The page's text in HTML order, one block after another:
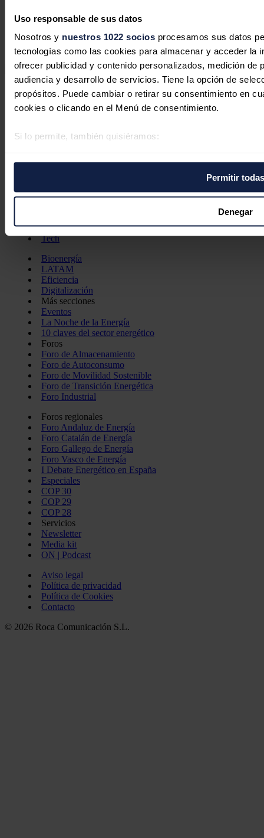
Uso responsable de sus datos
Nosotros y nuestros 1022 sociosprocesamos sus datos
tecnologías como las cookies para almacenar y acceder la
ofrecer publicidad y contenido personalizados, medición de
audiencia y desarrollo de servicios. Tiene la opción de
propósitos. Puede cambiar o retirar su consentimiento en
cookies o clicando en el Menú de consentimiento.
Si lo permite, también quisiéramos:
Identificar su dispositivo analizándolo activamente
digitales)
Obtenga más información sobre cómo se procesan sus
lasección de datos. Puede cambiar o retirar su
de cookies.
Las cookies de este sitio web se usan para personalizar el
redes sociales y analizar el tráfico. Además, compartimos
con nuestros partners de redes sociales, publicidad y
información que les haya proporcionado o que hayan
servicios.
Permitir todas
Denegar
Bilbao fabrica los mayores monopiles construidos hasta la
El Gobierno adjudica 612 millones para 173 proyectos de
repotenciación eólica e hidroeléctrica
Secciones
Opinión
Política energética
Mercados
Eléctricas
Videopodcast
Almacenamiento
Top 10
Tech
Bioenergía
LATAM
Eficiencia
Digitalización
Más secciones
Eventos
La Noche de la Energía
10 claves del sector energético
Foros
Foro de Almacenamiento
Foro de Autoconsumo
Foro de Movilidad Sostenible
Foro de Transición Energética
Foro Industrial
Foros regionales
Foro Andaluz de Energía
Foro Catalán de Energía
Foro Gallego de Energía
Foro Vasco de Energía
I Debate Energético en España
Especiales
COP 30
COP 29
COP 28
Servicios
Newsletter
Media kit
ON | Podcast
Aviso legal
Política de privacidad
Política de Cookies
Contacto
© 2026 Roca Comunicación S.L.